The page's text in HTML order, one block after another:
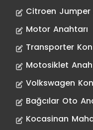
Citroen Jumper
Motor Anahtarı
Transporter
Motosiklet
Volkswagen
Bağcılar Oto
Kocasinan